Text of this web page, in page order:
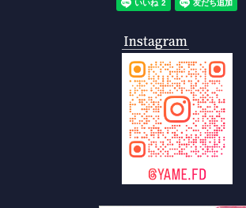
Instagram